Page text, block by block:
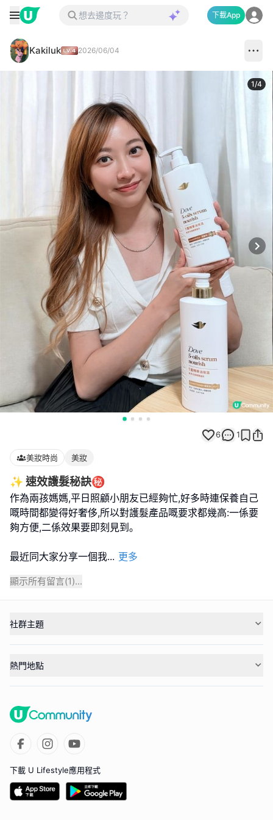
下載App
Kakiluk 2026/06/04
1/4
6 1
美妝時尚 美妝
✨ 速效護髮秘訣㊙️
作為兩孩媽媽,平日照顧小朋友已經夠忙,好多時連保養自己
嘅時間都變得好奢侈,所以對護髮產品嘅要求都幾高:一係要
夠方便,二係效果要即刻見到｡
最近同大家分享一個我... 更多
顯示所有留言(1)...
社群主題
熱門地點
下載 U Lifestyle應用程式